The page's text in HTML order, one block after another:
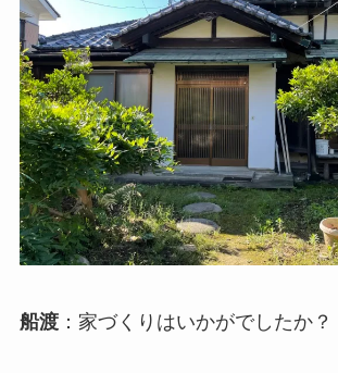
船渡：家づくりはいかがでしたか？